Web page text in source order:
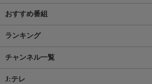
おすすめ番組
ランキング
チャンネル一覧
J:テレ